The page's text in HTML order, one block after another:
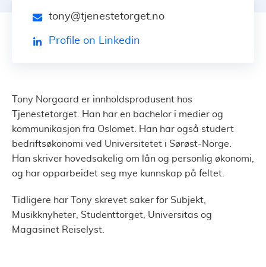
tony@tjenestetorget.no
Profile on Linkedin
Tony Norgaard er innholdsprodusent hos
Tjenestetorget. Han har en bachelor i medier og
kommunikasjon fra Oslomet. Han har også studert
bedriftsøkonomi ved Universitetet i Sørøst-Norge.
Han skriver hovedsakelig om lån og personlig økonomi,
og har opparbeidet seg mye kunnskap på feltet.
Tidligere har Tony skrevet saker for Subjekt,
Musikknyheter, Studenttorget, Universitas og
Magasinet Reiselyst.